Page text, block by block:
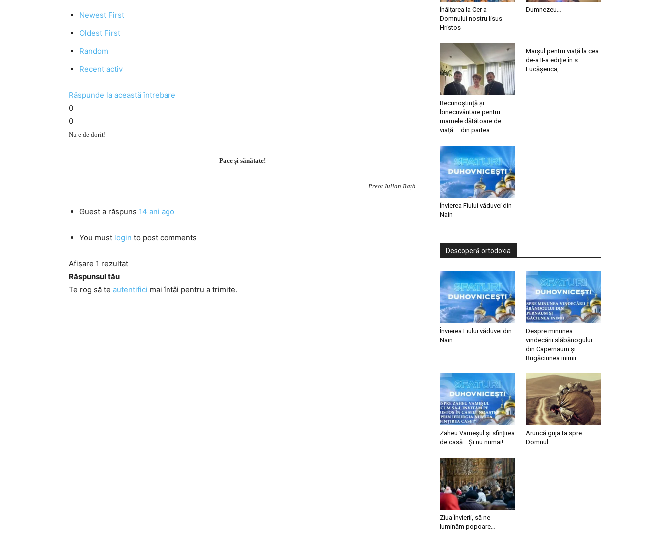
Newest First
Oldest First
Random
Recent activ
Răspunde la această întrebare
0
0
Nu e de dorit!
Pace și sănătate!
Preot Iulian Rață
Guest a răspuns 14 ani ago
You must login to post comments
Afișare 1 rezultat
Răspunsul tău
Te rog să te autentifici mai întâi pentru a trimite.
Înălțarea la Cer a
Domnului nostru Iisus
Hristos
Dumnezeu…
Recunoștință și
binecuvântare pentru
mamele dătătoare de
viață – din partea...
Marșul pentru viață la cea
de-a II-a ediție în s.
Lucășeuca,...
Învierea Fiului văduvei din
Nain
Descoperă ortodoxia
Învierea Fiului văduvei din
Nain
Despre minunea
vindecării slăbănogului
din Capernaum și
Rugăciunea inimii
Zaheu Vameșul și sfințirea
de casă… Și nu numai!
Aruncă grija ta spre
Domnul…
Ziua Învierii, să ne
luminăm popoare…